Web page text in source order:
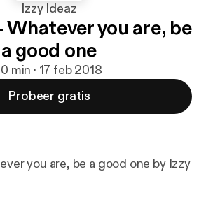
Izzy Ideaz
Whatever you are, be
a good one
min · 17 feb 2018
Probeer gratis
you are, be a good one by Izzy